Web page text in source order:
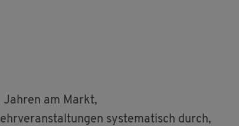
Jah­ren am Markt,
sys­te­ma­tisch durch,